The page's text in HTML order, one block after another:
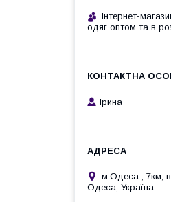
Інтернет-
одяг оптом та в
Ірина
м.Одеса , 7км,
Одеса, Україна